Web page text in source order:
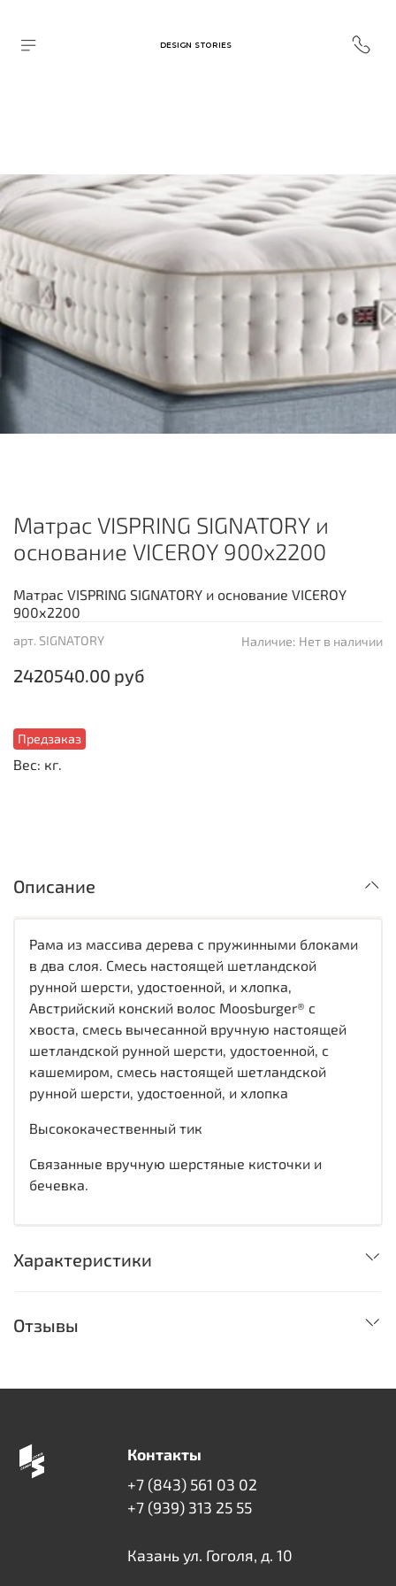
DESIGN STORIES
арт. SIGNATORY Наличие: Нет в наличии
Предзаказ
Матрас VISPRING SIGNATORY и
основание VICEROY 900х2200
2420540.00 руб
Матрас VISPRING SIGNATORY и основание VICEROY
900х2200
Вес: кг.
Описание
Рама из массива дерева с пружинными блоками
в два слоя. Смесь настоящей шетландской
рунной шерсти, удостоенной, и хлопка,
Австрийский конский волос Moosburger® с
хвоста, смесь вычесанной вручную настоящей
шетландской рунной шерсти, удостоенной, с
кашемиром, смесь настоящей шетландской
рунной шерсти, удостоенной, и хлопка
Высококачественный тик
Связанные вручную шерстяные кисточки и
бечевка.
Характеристики
Отзывы
Контакты
+7 (843) 561 03 02
+7 (939) 313 25 55
Казань ул. Гоголя, д. 10